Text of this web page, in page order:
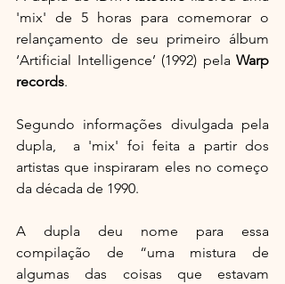
'mix' de 5 horas para comemorar o
relançamento de seu primeiro álbum
‘Artificial Intelligence’ (1992) pela Warp
records.
Segundo informações divulgada pela
dupla,  a 'mix' foi feita a partir dos
artistas que inspiraram eles no começo
da década de 1990.
A dupla deu nome para essa
compilação de “uma mistura de
algumas das coisas que estavam